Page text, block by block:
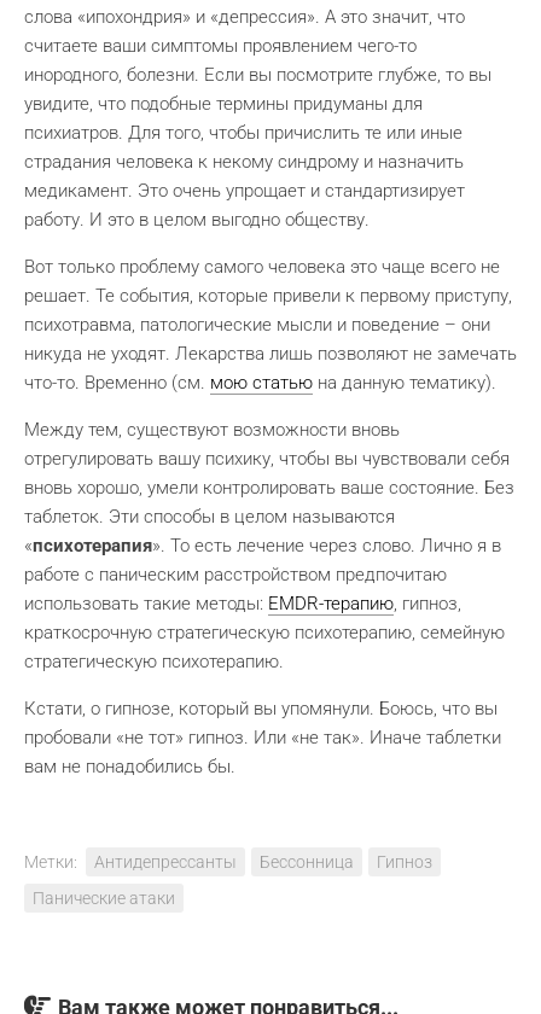
слова «ипохондрия» и «депрессия». А это значит, что
считаете ваши симптомы проявлением чего-то
инородного, болезни. Если вы посмотрите глубже, то вы
увидите, что подобные термины придуманы для
психиатров. Для того, чтобы причислить те или иные
страдания человека к некому синдрому и назначить
медикамент. Это очень упрощает и стандартизирует
работу. И это в целом выгодно обществу.
Вот только проблему самого человека это чаще всего не
решает. Те события, которые привели к первому приступу,
психотравма, патологические мысли и поведение – они
никуда не уходят. Лекарства лишь позволяют не замечать
что-то. Временно (см. мою статью на данную тематику).
Между тем, существуют возможности вновь
отрегулировать вашу психику, чтобы вы чувствовали себя
вновь хорошо, умели контролировать ваше состояние. Без
таблеток. Эти способы в целом называются
«психотерапия». То есть лечение через слово. Лично я в
работе с паническим расстройством предпочитаю
использовать такие методы: EMDR-терапию, гипноз,
краткосрочную стратегическую психотерапию, семейную
стратегическую психотерапию.
Кстати, о гипнозе, который вы упомянули. Боюсь, что вы
пробовали «не тот» гипноз. Или «не так». Иначе таблетки
вам не понадобились бы.
Метки: Антидепрессанты Бессонница
Гипноз
Панические атаки
Вам также может понравиться...